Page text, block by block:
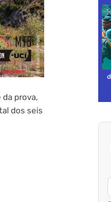
prova,
dos seis